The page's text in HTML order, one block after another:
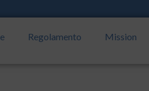
Regolamento Mission